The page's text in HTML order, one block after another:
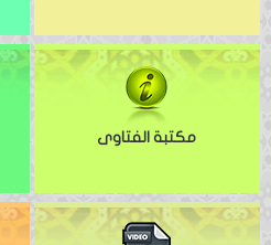
مكتبة الفتاوى